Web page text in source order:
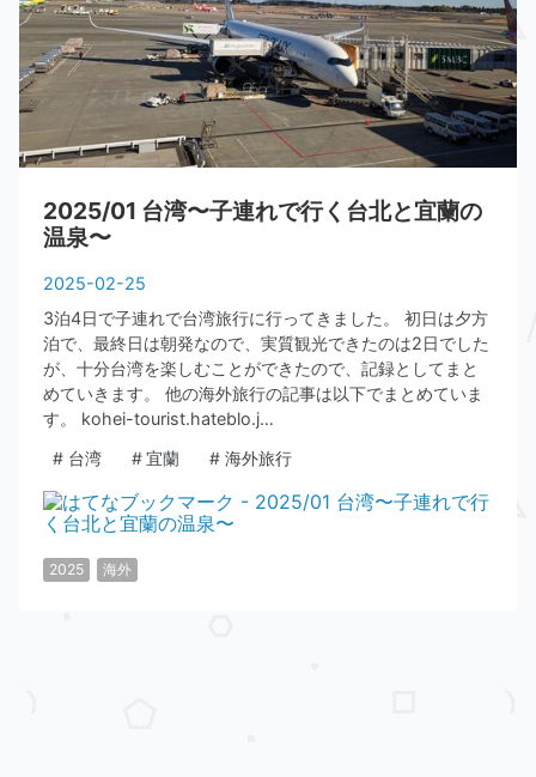
2025-02-25
2025/01 台湾〜子連れで行く台北と宜蘭の
温泉〜
2025 海外
3泊4日で子連れで台湾旅行に行ってきました。 初日は夕方
泊で、最終日は朝発なので、実質観光できたのは2日でした
が、十分台湾を楽しむことができたので、記録としてまと
めていきます。 他の海外旅行の記事は以下でまとめていま
す。 kohei-tourist.hateblo.j…
# 台湾 # 宜蘭 # 海外旅行